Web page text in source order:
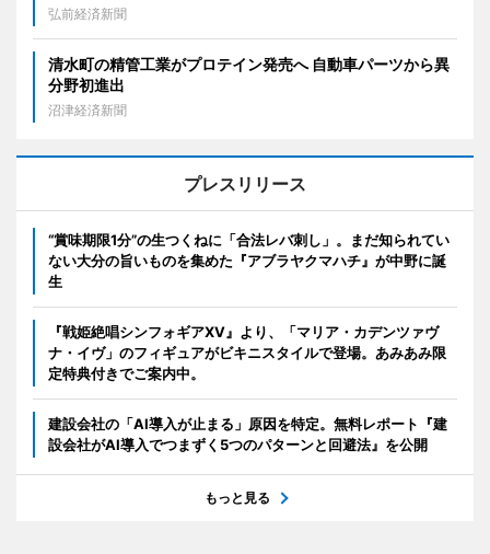
弘前経済新聞
清水町の精管工業がプロテイン発売へ 自動車パーツから異
分野初進出
沼津経済新聞
プレスリリース
“賞味期限1分”の生つくねに「合法レバ刺し」。まだ知られてい
ない大分の旨いものを集めた『アブラヤクマハチ』が中野に誕
生
『戦姫絶唱シンフォギアXV』より、「マリア・カデンツァヴ
ナ・イヴ」のフィギュアがビキニスタイルで登場。あみあみ限
定特典付きでご案内中。
建設会社の「AI導入が止まる」原因を特定。無料レポート『建
設会社がAI導入でつまずく5つのパターンと回避法』を公開
もっと見る